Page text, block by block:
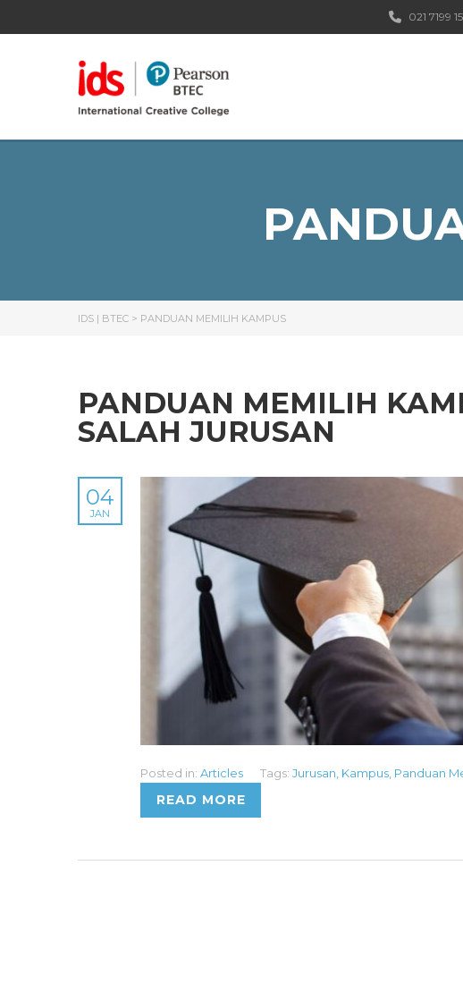
021 7199
IDS | BTEC > PANDUAN MEMILIH KAMPUS
PANDUAN MEMILIH
SALAH JURUSAN
04
JAN
Posted in: Articles Tags: Jurusan Kampus Panduan
READ MORE